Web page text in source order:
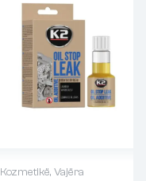
Kozmetikë, Vajëra